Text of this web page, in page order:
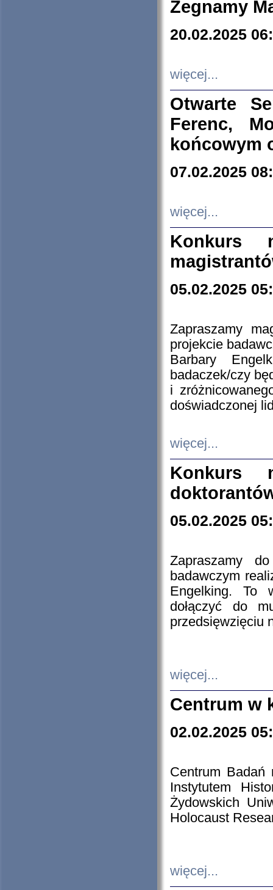
Żegnamy
20.02.2025
więcej...
Otwarte
Ferenc,
końcowym
07.02.2025
więcej...
Konkurs
05.02.2025
Zapraszamy
projekcie
Barbary
badaczek/czy
i
doświadczonej
więcej...
Konkurs
05.02.2025
Zapraszamy
badawczym
Engelking. To
dołączyć do
przedsięwzięciu
więcej...
Centrum w
02.02.2025
Centrum Badań
Instytutem
Żydowskich
Holocaust
więcej...